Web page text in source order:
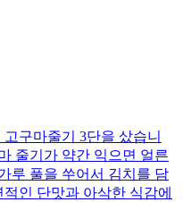
구마줄기 3단을 샀습니
줄기가 약간 익으면 얼른
루 풀을 쑤어서 김치를 담
인 단맛과 아삭한 식감에